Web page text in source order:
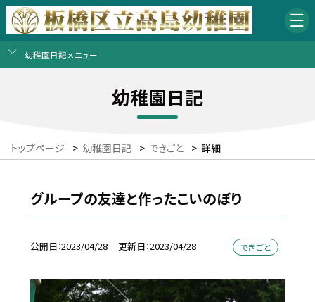
幼稚園日記メニュー
幼稚園日記
トップページ > 幼稚園日記 > できごと > 詳細
グループの友達と作ったこいのぼり
公開日 2023/04/28 更新日 2023/04/28 できごと